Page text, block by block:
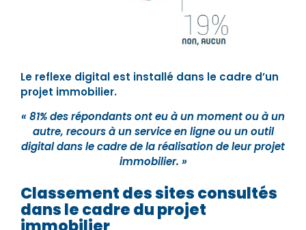
Le reflexe digital est installé dans le cadre d’un
projet immobilier.
« 81% des répondants ont eu à un moment ou à un
autre, recours à un service en ligne ou un outil
digital dans le cadre de la réalisation de leur projet
immobilier. »
Classement des sites consultés
dans le cadre du projet